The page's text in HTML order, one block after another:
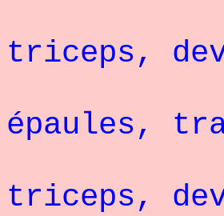
triceps,
épaules,
triceps,